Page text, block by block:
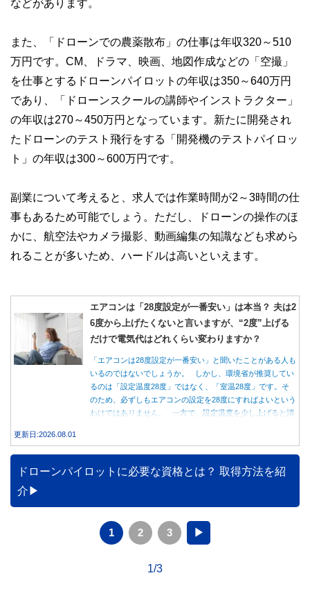
などがあります。
また、「ドローンでの農薬散布」の仕事は年収320～510
万円です。CM、ドラマ、映画、地図作成などの「空撮」
を仕事とするドローンパイロットの年収は350～640万円
であり、「ドローンスクールの講師やインストラクター」
の年収は270～450万円となっています。新たに開発され
たドローンのテスト飛行をする「開発機のテストパイロッ
ト」の年収は300～600万円です。
副業について考えると、求人では作業時間が2～3時間の仕
事もあるため可能でしょう。ただし、ドローンの操作のほ
かに、航空法やカメラ撮影、動画編集の知識なども求めら
れることが多いため、ハードルは高いといえます。
エアコンは「28度設定が一番安い」は本当？ 夫は2
6度から上げたくないと言いますが、“2度”上げる
だけで電気代はどれくらい変わりますか？
「エアコンは28度設定が一番安い」と聞いたことがある人も
いるのではないでしょうか。 しかし、環境省が推奨してい
るのは「設定温度28度」ではなく、「室温28度」です。そ
のため、必ずしもエアコンの設定を28度にすればよいという
わけではありません。 一方で、設定温度を少し上げると消
データをもとに、節約効果の目安と快適に過ごすためのポイ
ントを分かりやすく解説します。
更新日:2026.08.01
ドローンパイロットに必要な資格とは？ 取得方法を紹
介
1 2 3 ▶
1/3